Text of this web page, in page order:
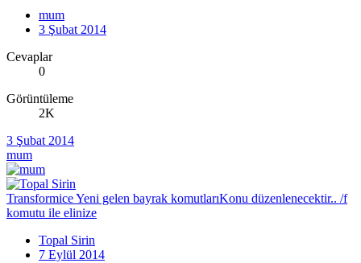
mum
3 Şubat 2014
Cevaplar
0
Görüntüleme
2K
3 Şubat 2014
mum
Transformice Yeni gelen bayrak komutlarıKonu düzenlenecektir.. /f
komutu ile elinize
Topal Sirin
7 Eylül 2014